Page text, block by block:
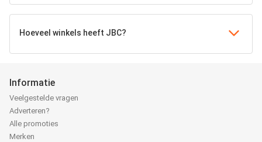
Hoeveel winkels heeft JBC?
Informatie
Veelgestelde vragen
Adverteren?
Alle promoties
Merken